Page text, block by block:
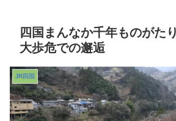
四国まんなか千年ものがた
大歩危での邂逅
JR四国